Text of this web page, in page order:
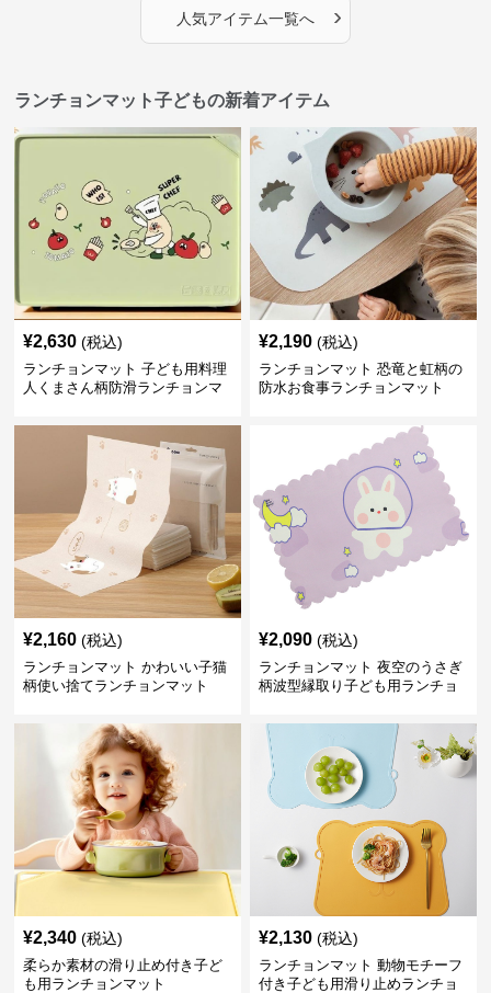
人気アイテム一覧へ ›
ランチョンマット子どもの新着アイテム
¥2,630 (税込)
ランチョンマット 子ども用料理
人くまさん柄防滑ランチョンマ
¥2,190 (税込)
ランチョンマット 恐竜と虹柄の
防水お食事ランチョンマット
¥2,160 (税込)
ランチョンマット かわいい子猫
柄使い捨てランチョンマット
¥2,090 (税込)
ランチョンマット 夜空のうさぎ
柄波型縁取り子ども用ランチョ
¥2,340 (税込)
柔らか素材の滑り止め付き子ど
も用ランチョンマット
¥2,130 (税込)
ランチョンマット 動物モチーフ
付き子ども用滑り止めランチョ